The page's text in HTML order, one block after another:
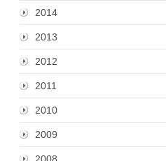
2014
2013
2012
2011
2010
2009